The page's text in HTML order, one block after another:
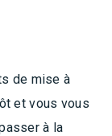
de mise à
et vous vous
à la